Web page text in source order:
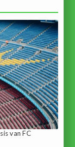
van FC